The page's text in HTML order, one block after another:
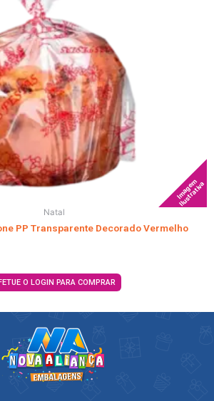
Imagem
Ilustrativa
Natal
PP Transparente Decorado Vermelho
O LOGIN PARA COMPRAR